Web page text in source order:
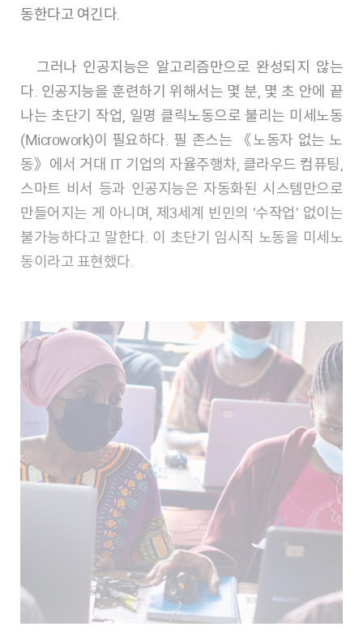
동한다고 여긴다.
그러나 인공지능은 알고리즘만으로 완성되지 않는
다. 인공지능을 훈련하기 위해서는 몇 분, 몇 초 안에 끝
나는 초단기 작업, 일명 클릭노동으로 불리는 미세노동
(Microwork)이 필요하다. 필 존스는 《노동자 없는 노
동》에서 거대 IT 기업의 자율주행차, 클라우드 컴퓨팅,
스마트 비서 등과 인공지능은 자동화된 시스템만으로
만들어지는 게 아니며, 제3세계 빈민의 ‘수작업’ 없이는
불가능하다고 말한다. 이 초단기 임시직 노동을 미세노
동이라고 표현했다.